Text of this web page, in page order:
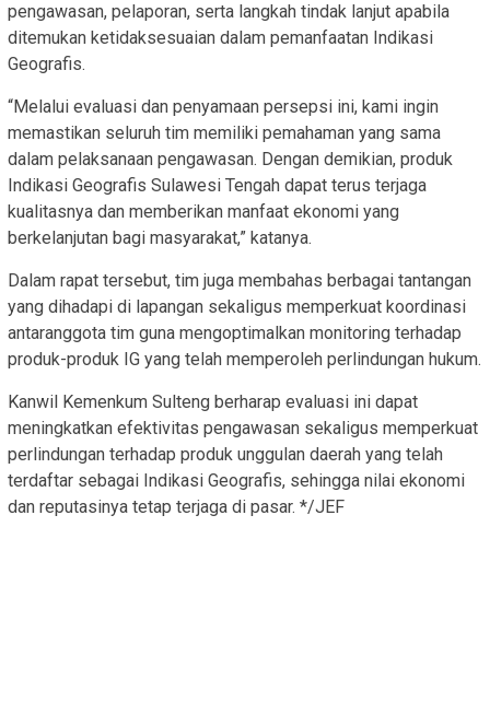
pengawasan, pelaporan, serta langkah tindak lanjut apabila
ditemukan ketidaksesuaian dalam pemanfaatan Indikasi
Geografis.
“Melalui evaluasi dan penyamaan persepsi ini, kami ingin
memastikan seluruh tim memiliki pemahaman yang sama
dalam pelaksanaan pengawasan. Dengan demikian, produk
Indikasi Geografis Sulawesi Tengah dapat terus terjaga
kualitasnya dan memberikan manfaat ekonomi yang
berkelanjutan bagi masyarakat,” katanya.
Dalam rapat tersebut, tim juga membahas berbagai tantangan
yang dihadapi di lapangan sekaligus memperkuat koordinasi
antaranggota tim guna mengoptimalkan monitoring terhadap
produk-produk IG yang telah memperoleh perlindungan hukum.
Kanwil Kemenkum Sulteng berharap evaluasi ini dapat
meningkatkan efektivitas pengawasan sekaligus memperkuat
perlindungan terhadap produk unggulan daerah yang telah
terdaftar sebagai Indikasi Geografis, sehingga nilai ekonomi
dan reputasinya tetap terjaga di pasar. */JEF